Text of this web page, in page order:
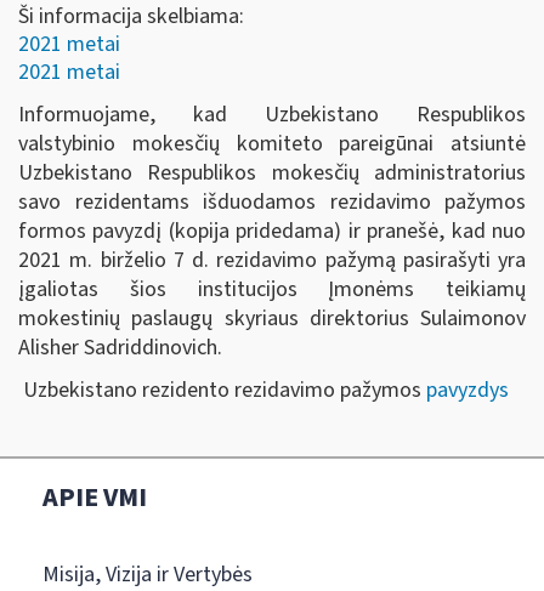
Ši informacija skelbiama:
2021 metai
2021 metai
Informuojame, kad Uzbekistano Respublikos
valstybinio mokesčių komiteto pareigūnai atsiuntė
Uzbekistano Respublikos mokesčių administratorius
savo rezidentams išduodamos rezidavimo pažymos
formos pavyzdį (kopija pridedama) ir pranešė, kad nuo
2021 m. birželio 7 d. rezidavimo pažymą pasirašyti yra
įgaliotas šios institucijos Įmonėms teikiamų
mokestinių paslaugų skyriaus direktorius Sulaimonov
Alisher Sadriddinovich.
Uzbekistano rezidento rezidavimo pažymos pavyzdys
APIE VMI
Misija, Vizija ir Vertybės